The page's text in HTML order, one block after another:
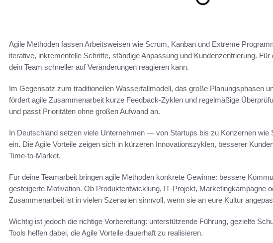
Agile Methoden fassen Arbeitsweisen wie Scrum, Kanban und Extreme
iterative, inkrementelle Schritte, ständige Anpassung und Kundenzentrierung.
dein Team schneller auf Veränderungen reagieren kann.
Im Gegensatz zum traditionellen Wasserfallmodell, das große Planungsphasen
fördert agile Zusammenarbeit kurze Feedback‑Zyklen und regelmäßige
und passt Prioritäten ohne großen Aufwand an.
In Deutschland setzen viele Unternehmen — von Startups bis zu Konzernen
ein. Die Agile Vorteile zeigen sich in kürzeren Innovationszyklen, besserer
Time‑to‑Market.
Für deine Teamarbeit bringen agile Methoden konkrete Gewinne: bessere
gesteigerte Motivation. Ob Produktentwicklung, IT‑Projekt, Marketingkampagne
Zusammenarbeit ist in vielen Szenarien sinnvoll, wenn sie an eure Kultur
Wichtig ist jedoch die richtige Vorbereitung: unterstützende Führung, gezielte
Tools helfen dabei, die Agile Vorteile dauerhaft zu realisieren.